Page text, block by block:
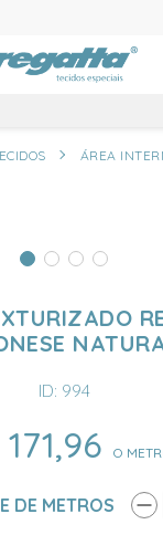
ÁREA
ID: 994
O
DE METROS